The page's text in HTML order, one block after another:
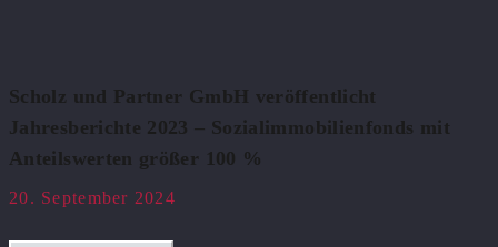
Scholz und Partner GmbH veröffentlicht
Jahresberichte 2023 – Sozialimmobilienfonds mit
Anteilswerten größer 100 %
20. September 2024